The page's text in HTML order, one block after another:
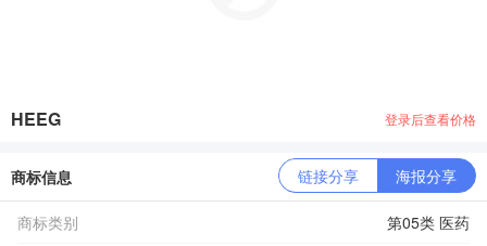
HEEG 登录后查看价格
商标信息 链接分享 海报分享
商标类别
第05类 医药